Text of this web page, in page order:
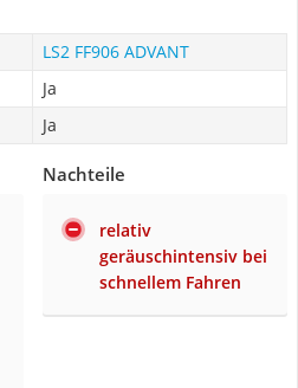
LS2 FF906 ADVANT
Ja
Ja
Nachteile
relativ
geräuschintensiv bei
schnellem Fahren